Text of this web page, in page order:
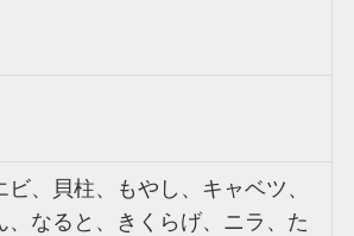
ビ、貝柱、もやし、キャベツ、
、なると、きくらげ、ニラ、た